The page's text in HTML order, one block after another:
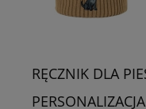
RĘCZNIK DLA
PERSONALIZACJA